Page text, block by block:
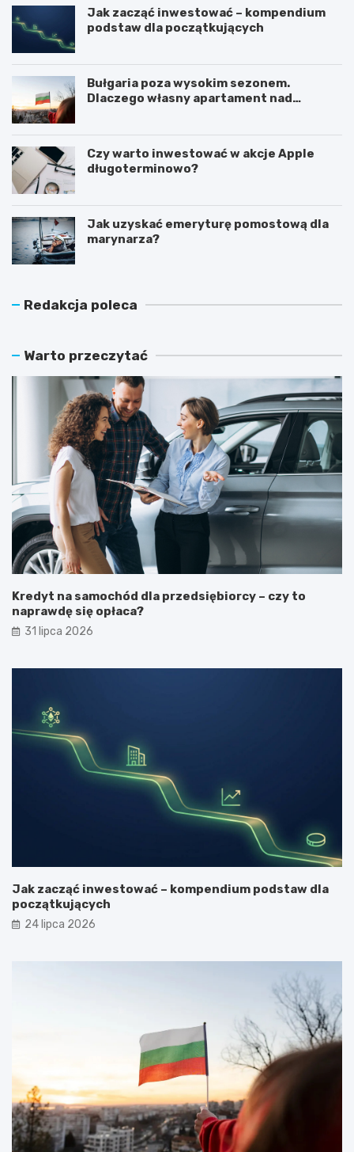
Jak zacząć inwestować – kompendium
podstaw dla początkujących
Bułgaria poza wysokim sezonem.
Dlaczego własny apartament nad
Czy warto inwestować w akcje Apple
długoterminowo?
Jak uzyskać emeryturę pomostową dla
marynarza?
Redakcja poleca
Warto przeczytać
Kredyt na samochód dla przedsiębiorcy – czy to
naprawdę się opłaca?
31 lipca 2026
Jak zacząć inwestować – kompendium podstaw dla
początkujących
24 lipca 2026